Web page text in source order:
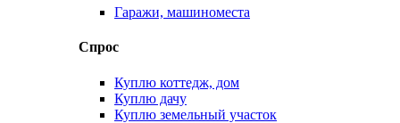
Гаражи, машиноместа
Спрос
Куплю коттедж, дом
Куплю дачу
Куплю земельный участок